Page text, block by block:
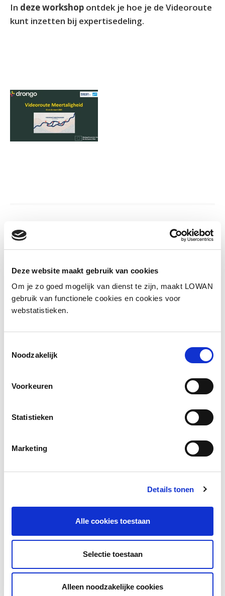
Deze website maakt gebruik van cookies
Om je zo goed mogelijk van dienst te zijn, maakt LOWAN
gebruik van functionele cookies en cookies voor
webstatistieken.
Noodzakelijk
Voorkeuren
Statistieken
Marketing
Details tonen
Alle cookies toestaan
Selectie toestaan
Alleen noodzakelijke cookies
In deze workshop ontdek je hoe je de Videoroute
kunt inzetten bij expertisedeling.
Informatie
Jaar van uitgave:
Presentatie
Marleen van Bladeren, Angelique Onderwater
Taalschool Utrecht - gaven een...